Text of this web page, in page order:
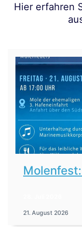
Hier erfahren
21. August 2026